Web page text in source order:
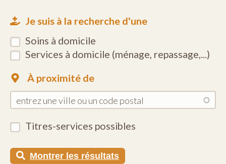
Je suis à la recherche d'une
Soins à domicile
Services à domicile (ménage, repassage,...)
À proximité de
Titres-services possibles
Montrer les résultats